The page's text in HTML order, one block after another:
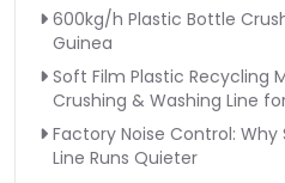
600kg/h Plastic Bottle
Guinea
Soft Film Plastic Recycling
Crushing & Washing Line
Factory Noise Control: Why
Line Runs Quieter